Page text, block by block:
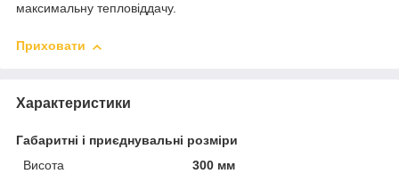
максимальну тепловіддачу.
Приховати
Характеристики
Габаритні і приєднувальні розміри
Висота
300 мм